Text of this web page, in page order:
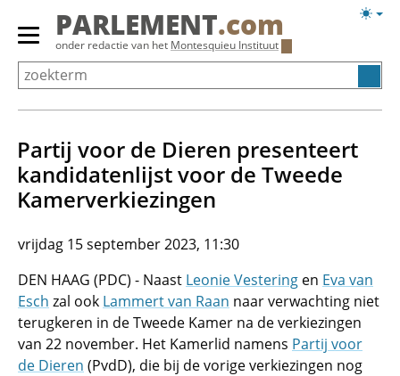
Overslaan
Primair
menu
tonen/verbergen
PARLEMENT.com
onder redactie van het Montesquieu Instituut
Partij voor de Dieren presenteert
kandidatenlijst voor de Tweede
Kamerverkiezingen
vrijdag 15 september 2023, 11:30
DEN HAAG (PDC) - Naast Leonie Vestering en Eva van
Esch zal ook Lammert van Raan naar verwachting niet
terugkeren in de Tweede Kamer na de verkiezingen
van 22 november. Het Kamerlid namens Partij voor
de Dieren (PvdD), die bij de vorige verkiezingen nog